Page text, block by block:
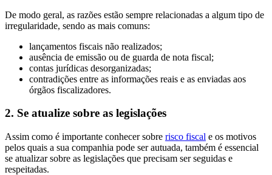
De modo geral, as razões estão sempre relacionadas a algum tipo de
irregularidade, sendo as mais comuns:
lançamentos fiscais não realizados;
ausência de emissão ou de guarda de nota fiscal;
contas jurídicas desorganizadas;
contradições entre as informações reais e as enviadas aos
órgãos fiscalizadores.
2. Se atualize sobre as legislações
Assim como é importante conhecer sobre risco fiscal e os motivos
pelos quais a sua companhia pode ser autuada, também é essencial
se atualizar sobre as legislações que precisam ser seguidas e
respeitadas.